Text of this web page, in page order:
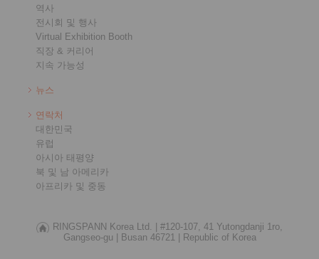
역사
전시회 및 행사
Virtual Exhibition Booth
직장 & 커리어
지속 가능성
뉴스
연락처
대한민국
유럽
아시아 태평양
북 및 남 아메리카
아프리카 및 중동
RINGSPANN Korea Ltd. |
#120-107, 41 Yutongdanji 1ro,
Gangseo-gu |
Busan 46721 | Republic of Korea